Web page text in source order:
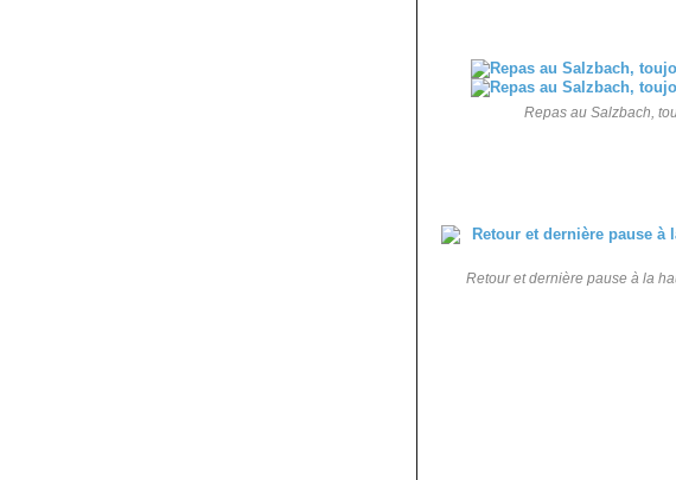
Repas au Salzbach,
Retour et dernière pause à la